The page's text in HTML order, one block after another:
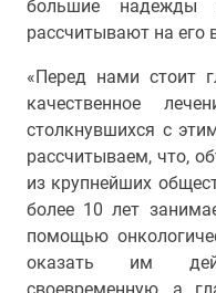
большие надежды
рассчитывают на
«Перед нами стоит
качественное
столкнувшихся с
рассчитываем, что,
из крупнейших
более 10 лет
помощью
оказать им